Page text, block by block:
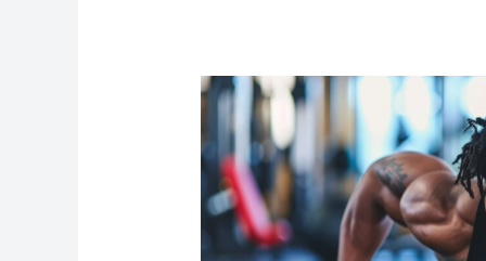
Ganzheitliche
Ansätze
zur
Verbesserung
der
mentalen